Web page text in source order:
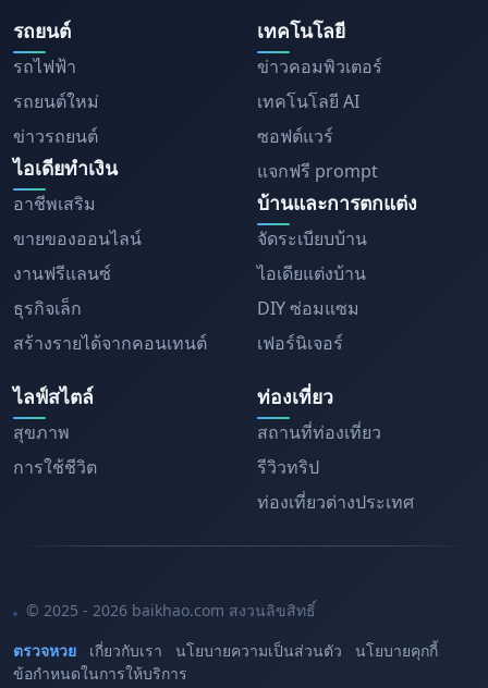
รถยนต์
รถไฟฟ้า
รถยนต์ใหม่
ข่าวรถยนต์
ไอเดียทำเงิน
อาชีพเสริม
ขายของออนไลน์
งานฟรีแลนซ์
ธุรกิจเล็ก
สร้างรายได้จากคอนเทนต์
เทคโนโลยี
ข่าวคอมพิวเตอร์
เทคโนโลยี AI
ซอฟต์แวร์
แจกฟรี prompt
บ้านและการตกแต่ง
จัดระเบียบบ้าน
ไอเดียแต่งบ้าน
DIY ซ่อมแซม
เฟอร์นิเจอร์
ไลฟ์สไตล์
สุขภาพ
การใช้ชีวิต
ท่องเที่ยว
สถานที่ท่องเที่ยว
รีวิวทริป
ท่องเที่ยวต่างประเทศ
© 2025 - 2026 baikhao.com สงวนลิขสิทธิ์
ตรวจหวย
เกี่ยวกับเรา นโยบายความเป็นส่วนตัว
นโยบายคุกกี้
ข้อกำหนดในการให้บริการ